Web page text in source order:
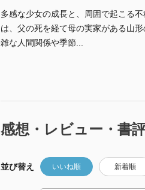
多感な少女の成長と、周囲で起こる
は、父の死を経て母の実家がある山
雑な人間関係や季節...
感想・レビュー・書
並び替え いいね順 新着順